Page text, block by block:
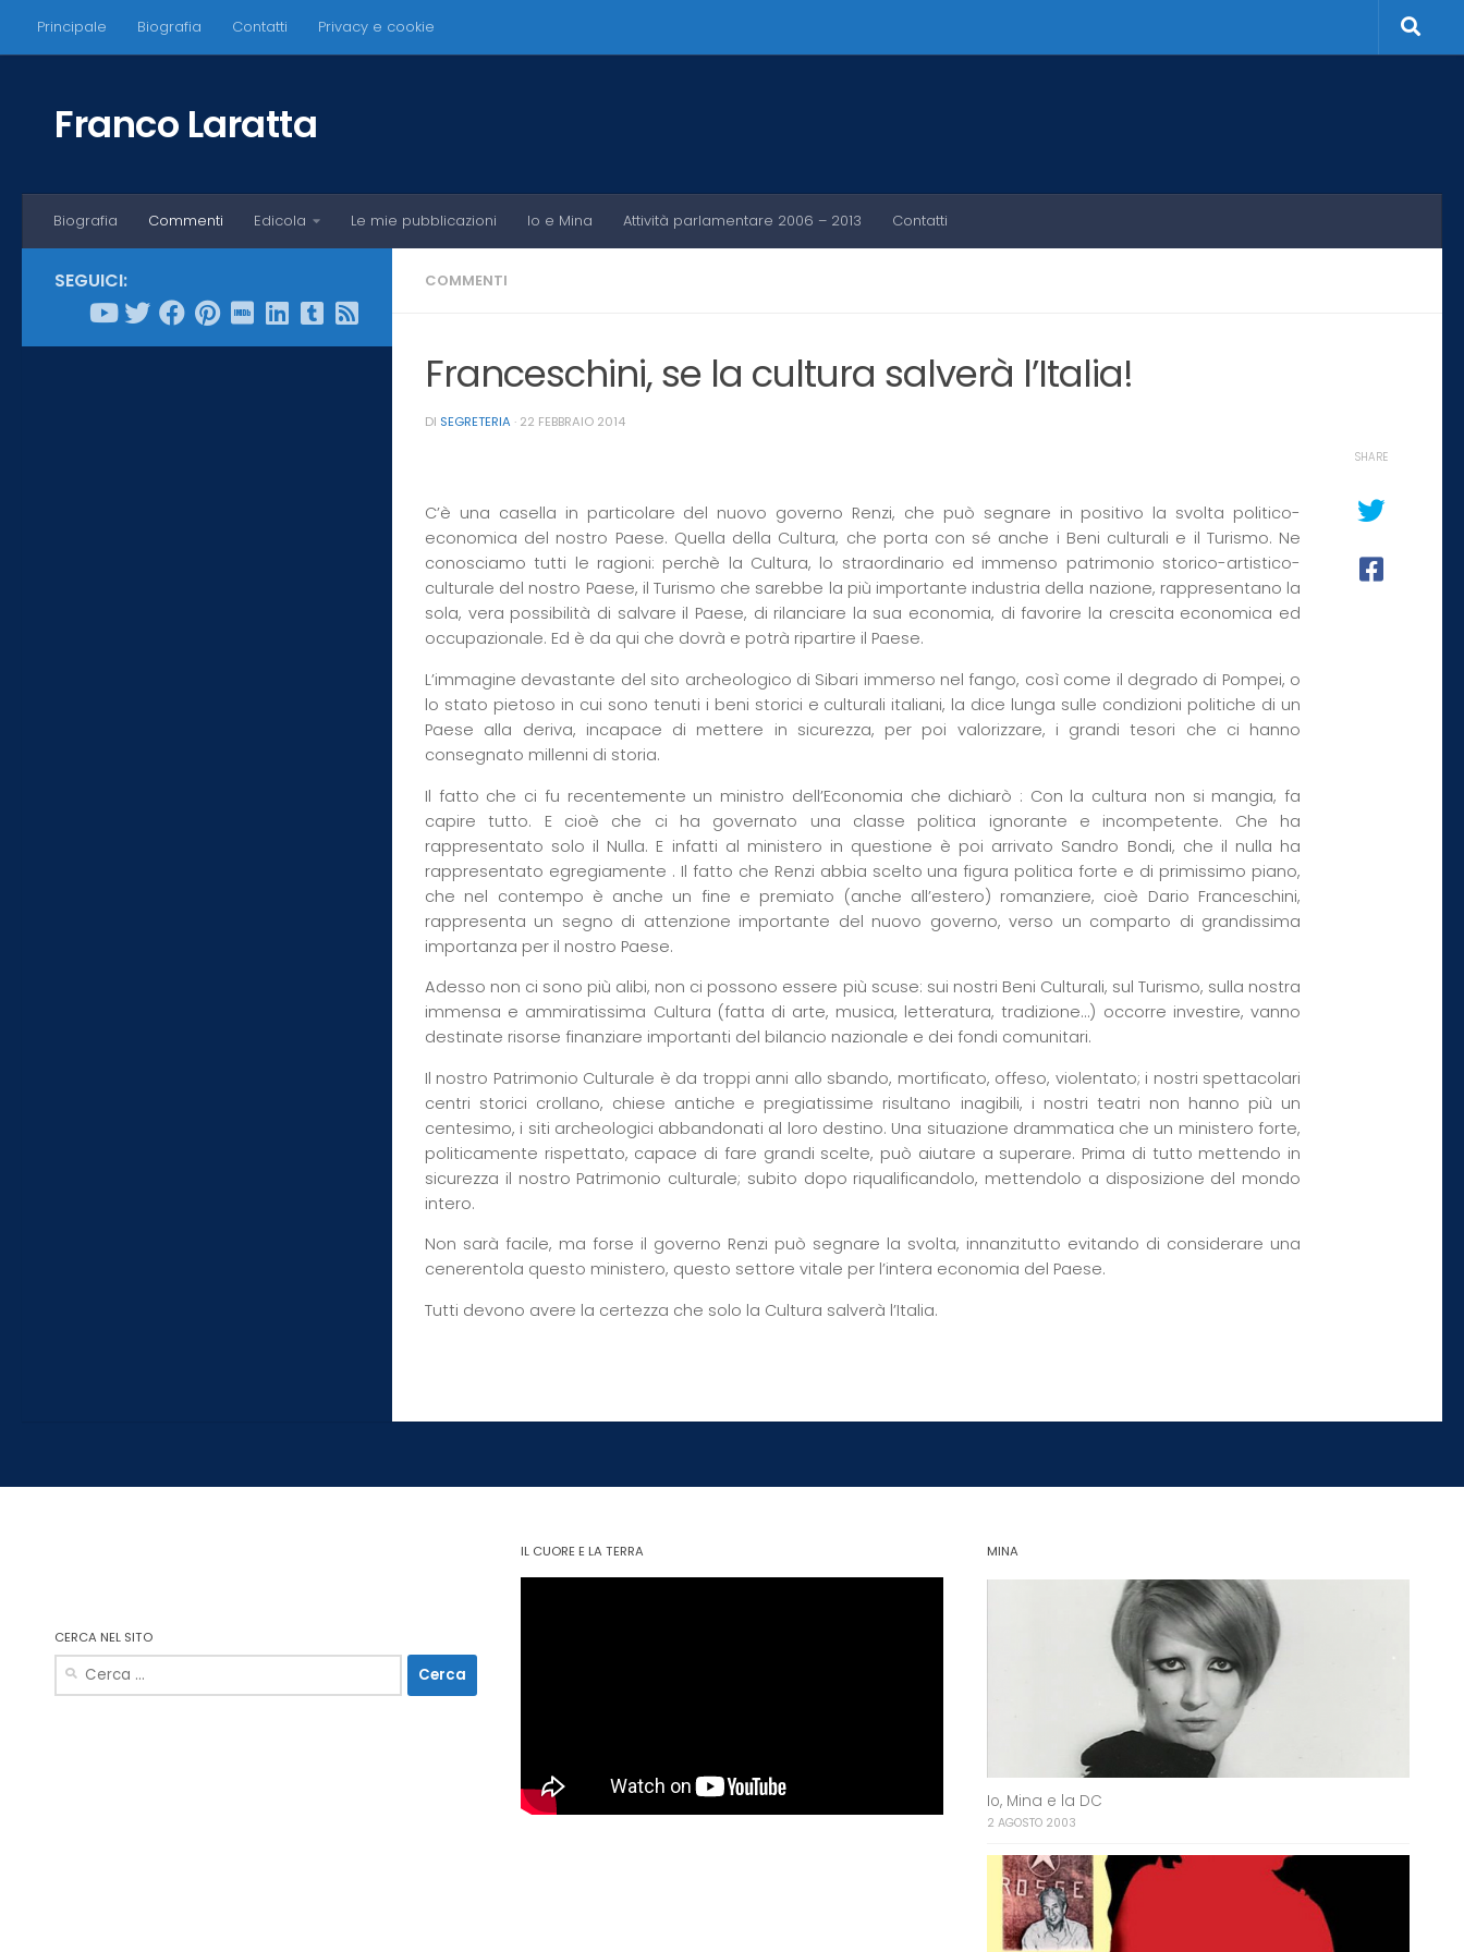
Salta al contenuto
Principale Biografia Contatti Privacy e cookie
Franco Laratta
Biografia Commenti Edicola Le mie pubblicazioni Io e Mina Attività parlamentare 2006 – 2013 Contatti
COMMENTI
Franceschini, se la cultura salverà l’Italia!
DI SEGRETERIA · 22 FEBBRAIO 2014
C’è una casella in particolare del nuovo governo Renzi, che può segnare in positivo la svolta politico-
economica del nostro Paese. Quella della Cultura, che porta con sé anche i Beni culturali e il Turismo. Ne
conosciamo tutti le ragioni: perchè la Cultura, lo straordinario ed immenso patrimonio storico-artistico-
culturale del nostro Paese, il Turismo che sarebbe la più importante industria della nazione, rappresentano la
sola, vera possibilità di salvare il Paese, di rilanciare la sua economia, di favorire la crescita economica ed
occupazionale. Ed è da qui che dovrà e potrà ripartire il Paese.
L’immagine devastante del sito archeologico di Sibari immerso nel fango, così come il degrado di Pompei, o
lo stato pietoso in cui sono tenuti i beni storici e culturali italiani, la dice lunga sulle condizioni politiche di un
Paese alla deriva, incapace di mettere in sicurezza, per poi valorizzare, i grandi tesori che ci hanno
consegnato millenni di storia.
Il fatto che ci fu recentemente un ministro dell’Economia che dichiarò : Con la cultura non si mangia, fa
capire tutto. E cioè che ci ha governato una classe politica ignorante e incompetente. Che ha
rappresentato solo il Nulla. E infatti al ministero in questione è poi arrivato Sandro Bondi, che il nulla ha
rappresentato egregiamente . Il fatto che Renzi abbia scelto una figura politica forte e di primissimo piano,
che nel contempo è anche un fine e premiato (anche all’estero) romanziere, cioè Dario Franceschini,
rappresenta un segno di attenzione importante del nuovo governo, verso un comparto di grandissima
importanza per il nostro Paese.
Adesso non ci sono più alibi, non ci possono essere più scuse: sui nostri Beni Culturali, sul Turismo, sulla nostra
immensa e ammiratissima Cultura (fatta di arte, musica, letteratura, tradizione…) occorre investire, vanno
destinate risorse finanziare importanti del bilancio nazionale e dei fondi comunitari.
Il nostro Patrimonio Culturale è da troppi anni allo sbando, mortificato, offeso, violentato; i nostri spettacolari
centri storici crollano, chiese antiche e pregiatissime risultano inagibili, i nostri teatri non hanno più un
centesimo, i siti archeologici abbandonati al loro destino. Una situazione drammatica che un ministero forte,
politicamente rispettato, capace di fare grandi scelte, può aiutare a superare. Prima di tutto mettendo in
sicurezza il nostro Patrimonio culturale; subito dopo riqualificandolo, mettendolo a disposizione del mondo
intero.
Non sarà facile, ma forse il governo Renzi può segnare la svolta, innanzitutto evitando di considerare una
cenerentola questo ministero, questo settore vitale per l’intera economia del Paese.
Tutti devono avere la certezza che solo la Cultura salverà l’Italia.
SHARE
SEGUICI:
CERCA NEL SITO
Ricerca
per:
IL CUORE E LA TERRA MINA
Io, Mina e la DC
2 AGOSTO 2003